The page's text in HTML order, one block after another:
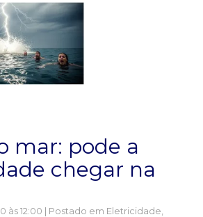
mar: pode a
chegar na
às 12:00 | Postado em Eletricidade